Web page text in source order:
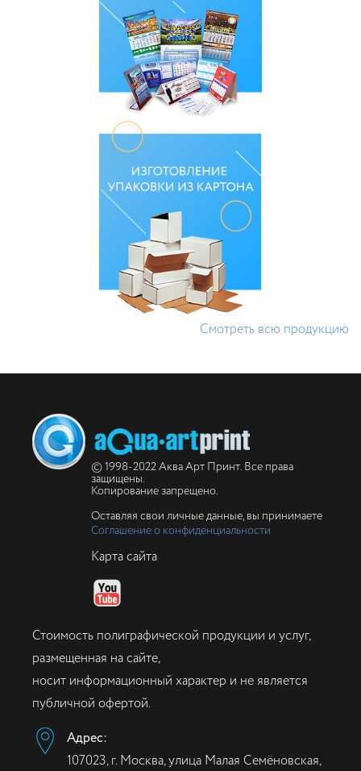
Смотреть всю продукцию
© 1998-2022 Аква Арт Принт. Все права
защищены.
Копирование запрещено.
Оставляя свои личные данные, вы принимаете
Соглашение о конфиденциальности
Карта сайта
Стоимость полиграфической продукции и услуг,
размещенная на сайте,
носит информационный характер и не является
публичной офертой.
Адрес:
107023, г. Москва, улица Малая Семёновская,